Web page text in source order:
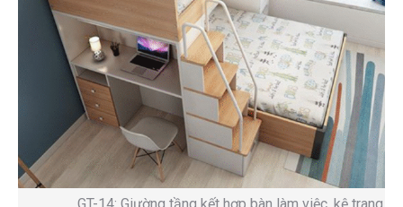
GT-14: Giường tầng kết hợp bàn làm việc, kệ trang